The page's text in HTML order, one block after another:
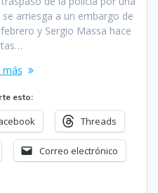
arriesga a un embargo de
y Sergio Massa hace
más
esto:
Threads
Correo electrónico